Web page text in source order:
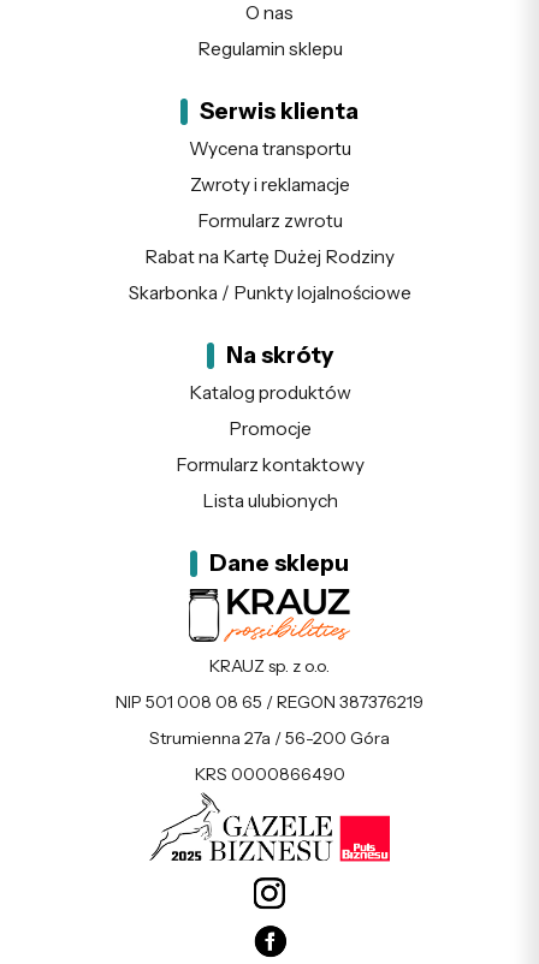
O nas
Regulamin sklepu
Serwis klienta
Wycena transportu
Zwroty i reklamacje
Formularz zwrotu
Rabat na Kartę Dużej Rodziny
Skarbonka / Punkty lojalnościowe
Na skróty
Katalog produktów
Promocje
Formularz kontaktowy
Lista ulubionych
Dane sklepu
KRAUZ sp. z o.o.
NIP 501 008 08 65 / REGON 387376219
Strumienna 27a / 56-200 Góra
KRS 0000866490